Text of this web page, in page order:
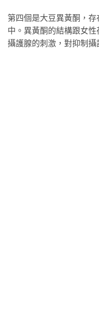
第四個是大豆異黃酮，
中。異黃酮的結構跟女
攝護腺的刺激，對抑制攝